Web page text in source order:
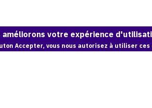
améliorons votre expérience
Accepter, vous nous autorisez à utiliser ces